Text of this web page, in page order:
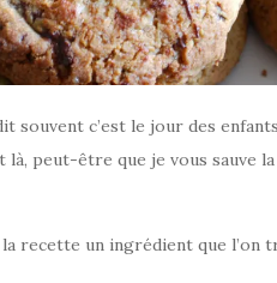
souvent c’est le jour des
peut-être que je vous sauve
recette un ingrédient que l’on